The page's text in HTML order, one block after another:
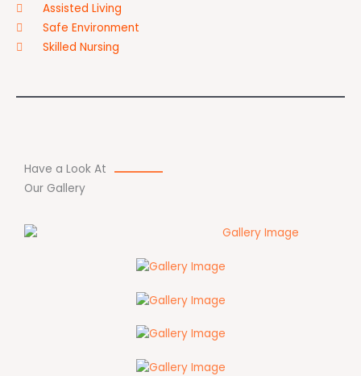
Assisted Living
Safe Environment
Skilled Nursing
Have a Look At
Our Gallery